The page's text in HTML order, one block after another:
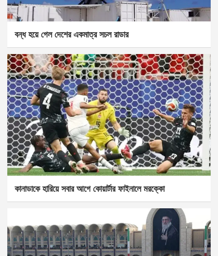
বন্ধ হয়ে গেল দেশের একমাত্র সচল রাডার
কানাডাকে হারিয়ে সবার আগে কোয়ার্টার ফাইনালে মরক্কো